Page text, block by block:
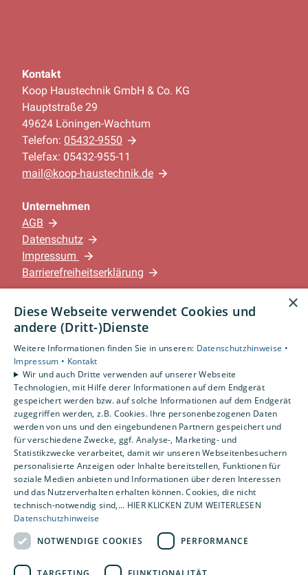
Kontakt
Koop Haustechnik GmbH & Co. KG
Hauptstraße 29
49624 Löningen-Wachtum
Telefon: 05432-9550
Telefax: 05432-955-11
mail@koop-haustechnik.de
Unternehmen
AGB
Datenschutz
Impressum
Barrierefreiheitserklärung
Leistungen
Privatkunden
Gewerbekunden
Karriere
Unternehmen
Standorte
Löningen-Wachtum
Um externe HTML-Inhalte anzuzeigen, benötigen
wir Ihre Einwilligung.
Weitere Informationen finden Sie in unserer
Datenschutzerklärung.
×
Diese Webseite verwendet Cookies und
andere (Dritt-)Dienste
Weitere Informationen finden Sie in unseren: Datenschutzhinweise •
Impressum • Kontakt
Wir und auch Dritte verwenden auf unserer Webseite
Technologien, mit Hilfe derer Informationen auf dem Endgerät
gespeichert werden bzw. auf solche Informationen auf dem Endgerät
zugegriffen werden, z.B. Cookies. Ihre personenbezogenen Daten
werden von uns und den eingebundenen Partnern gespeichert und
für verschiedene Zwecke, ggf. Analyse-, Marketing- und
Statistikzwecke verarbeitet, damit wir unseren Webseitenbesuchern
personalisierte Anzeigen oder Inhalte bereitstellen, Funktionen für
soziale Medien anbieten und Informationen über deren Interessen
und das Nutzerverhalten erhalten können. Cookies, die nicht
technisch-notwendig sind,... HIER KLICKEN ZUM WEITERLESEN
Datenschutzhinweise
NOTWENDIGE COOKIES
PERFORMANCE